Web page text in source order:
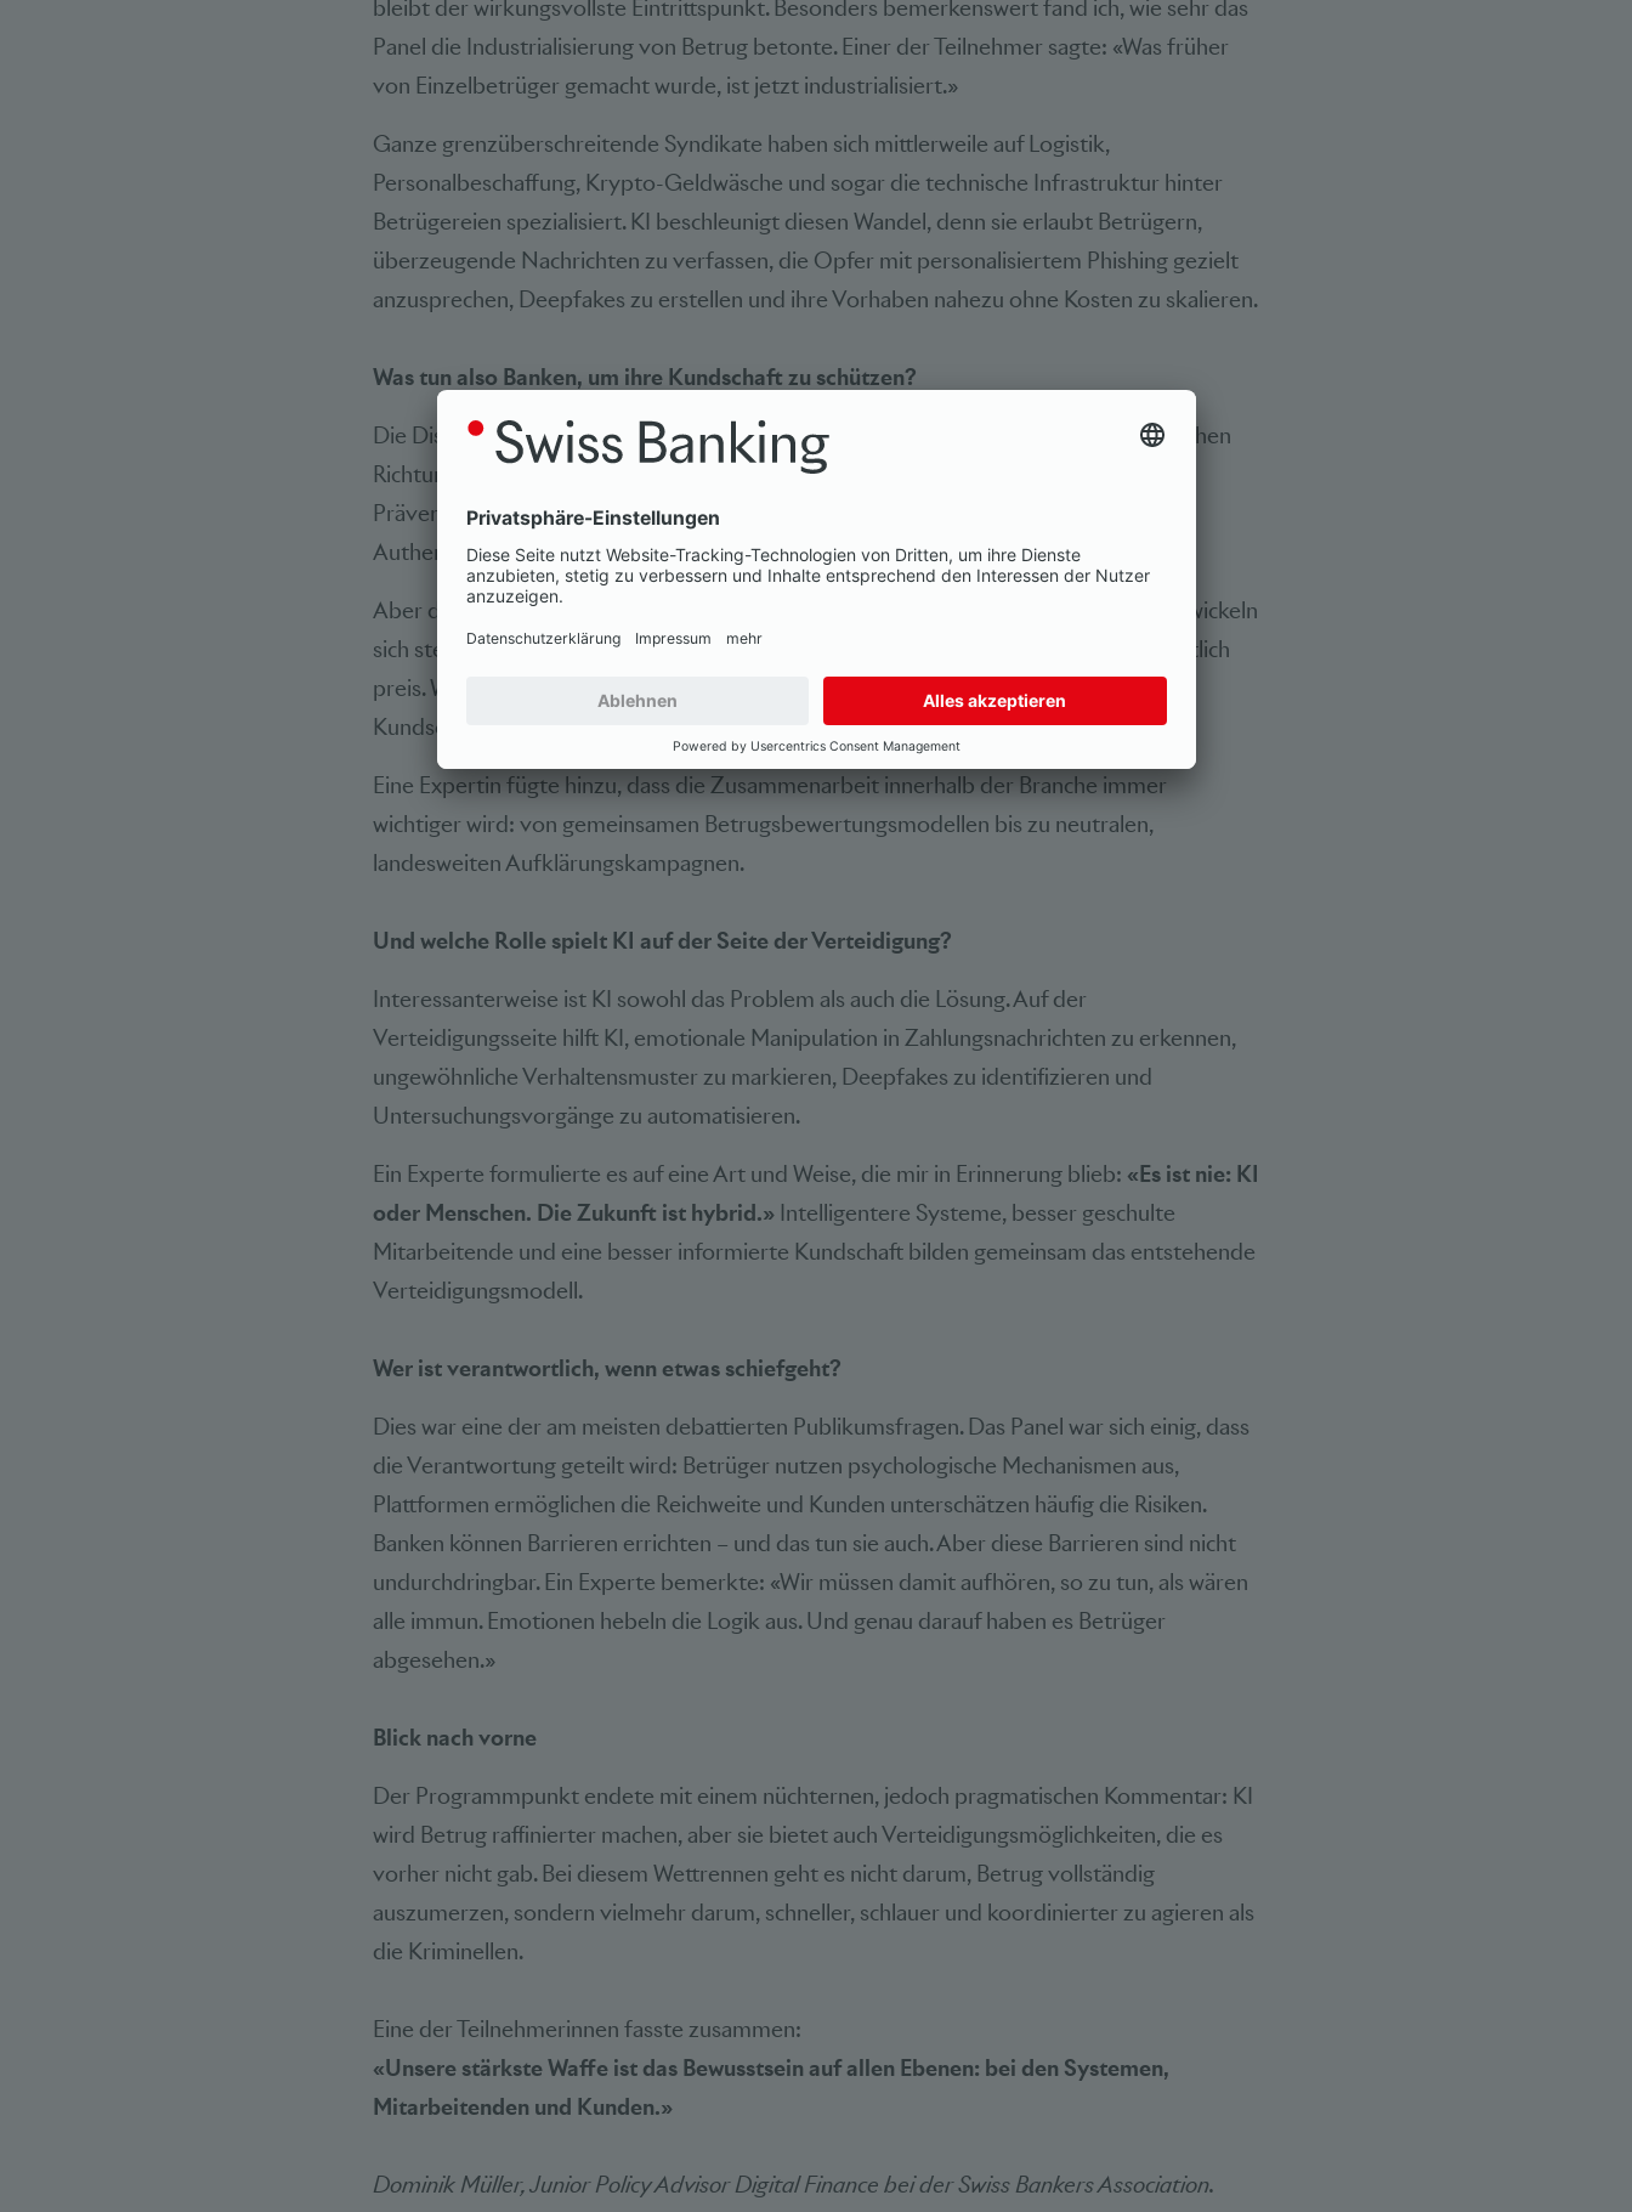
bleibt der wirkungsvollste Eintrittspunkt. Besonders bemerkenswert fand ich, wie sehr das
Panel die Industrialisierung von Betrug betonte. Einer der Teilnehmer sagte: «Was früher
von Einzelbetrüger gemacht wurde, ist jetzt industrialisiert.»
Ganze grenzüberschreitende Syndikate haben sich mittlerweile auf Logistik,
Personalbeschaffung, Krypto-Geldwäsche und sogar die technische Infrastruktur hinter
Betrügereien spezialisiert. KI beschleunigt diesen Wandel, denn sie erlaubt Betrügern,
überzeugende Nachrichten zu verfassen, die Opfer mit personalisiertem Phishing gezielt
anzusprechen, Deepfakes zu erstellen und ihre Vorhaben nahezu ohne Kosten zu skalieren.
Was tun also Banken, um ihre Kundschaft zu schützen?
Die Diskussion machte deutlich, dass Banken die Herausforderung aus unterschiedlichen
Richtungen angehen. Ein Vertreter beschrieb die Herangehensweise als Triade aus
Prävention, Aufdeckung und Reaktion. Gestützt wird dies durch eine starke
Authentifizierung sowie eine klare Kommunikation mit der Kundschaft.
Aber der Schwerpunkt liegt darauf, das Niveau hochzuhalten: «Unsere Systeme entwickeln
sich stetig weiter; wir geben allerdings keine Details zu den operativen Ebenen öffentlich
preis. Worauf es ankommt, ist, dass wir stark in Aufdeckungsmodelle, Aufklärung der
Kundschaft und strenge Rückruf- und Verifizierungsverfahren investieren.»
Eine Expertin fügte hinzu, dass die Zusammenarbeit innerhalb der Branche immer
wichtiger wird: von gemeinsamen Betrugsbewertungsmodellen bis zu neutralen,
landesweiten Aufklärungskampagnen.
Und welche Rolle spielt KI auf der Seite der Verteidigung?
Interessanterweise ist KI sowohl das Problem als auch die Lösung. Auf der
Verteidigungsseite hilft KI, emotionale Manipulation in Zahlungsnachrichten zu erkennen,
ungewöhnliche Verhaltensmuster zu markieren, Deepfakes zu identifizieren und
Untersuchungsvorgänge zu automatisieren.
Ein Experte formulierte es auf eine Art und Weise, die mir in Erinnerung blieb: «Es ist nie: KI
oder Menschen. Die Zukunft ist hybrid.» Intelligentere Systeme, besser geschulte
Mitarbeitende und eine besser informierte Kundschaft bilden gemeinsam das entstehende
Verteidigungsmodell.
Wer ist verantwortlich, wenn etwas schiefgeht?
Dies war eine der am meisten debattierten Publikumsfragen. Das Panel war sich einig, dass
die Verantwortung geteilt wird: Betrüger nutzen psychologische Mechanismen aus,
Plattformen ermöglichen die Reichweite und Kunden unterschätzen häufig die Risiken.
Banken können Barrieren errichten – und das tun sie auch. Aber diese Barrieren sind nicht
undurchdringbar. Ein Experte bemerkte: «Wir müssen damit aufhören, so zu tun, als wären
alle immun. Emotionen hebeln die Logik aus. Und genau darauf haben es Betrüger
abgesehen.»
Blick nach vorne
Der Programmpunkt endete mit einem nüchternen, jedoch pragmatischen Kommentar: KI
wird Betrug raffinierter machen, aber sie bietet auch Verteidigungsmöglichkeiten, die es
vorher nicht gab. Bei diesem Wettrennen geht es nicht darum, Betrug vollständig
auszumerzen, sondern vielmehr darum, schneller, schlauer und koordinierter zu agieren als
die Kriminellen.
Eine der Teilnehmerinnen fasste zusammen:
«Unsere stärkste Waffe ist das Bewusstsein auf allen Ebenen: bei den Systemen,
Mitarbeitenden und Kunden.»
Dominik Müller, Junior Policy Advisor Digital Finance bei der Swiss Bankers Association.